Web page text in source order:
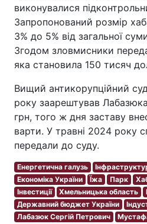
виконувалися
Запропонований розмір
3% до 5% від загальної
Згодом зловмисники
яка становила 150 тисяч
Вищий антикорупційний
року заарештував
грн, того ж дня заставу
варти. У травні 2024 року
передали до суду.
Енергетична галузь
Економіка України
Їжа Парк
Інвестиції
Хмельницька область
Державний бюджет України
Лабазюк Сергій Петрович